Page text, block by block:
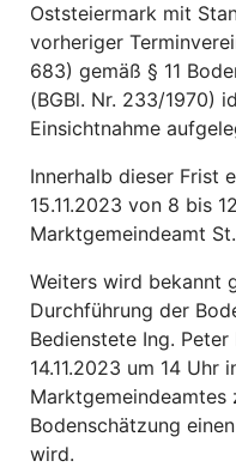
Oststeiermark mit
vorheriger
683) gemäß § 11
(BGBl. Nr. 233/1970)
Einsichtnahme
Innerhalb dieser Frist
15.11.2023 von 8 bis
Marktgemeindeamt
Weiters wird bekannt
Durchführung der
Bedienstete Ing.
14.11.2023 um 14 Uhr
Marktgemeindeamtes
Bodenschätzung
wird.